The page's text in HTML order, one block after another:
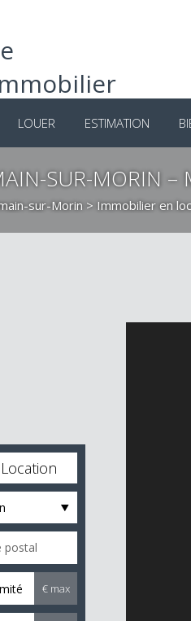
LOUER ESTIMATION
SUR-MORIN –
sur-Morin > Immobilier en
Location
€ max